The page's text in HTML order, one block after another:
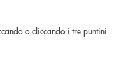
o cliccando i tre puntini